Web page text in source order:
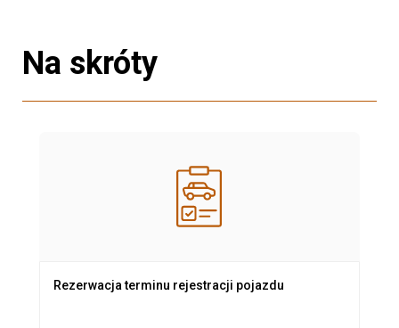
Na skróty
Rezerwacja terminu rejestracji pojazdu